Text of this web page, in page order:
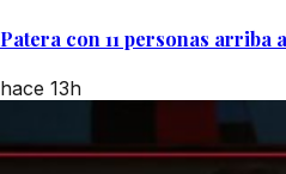
Patera con 11 personas arriba
hace 13h